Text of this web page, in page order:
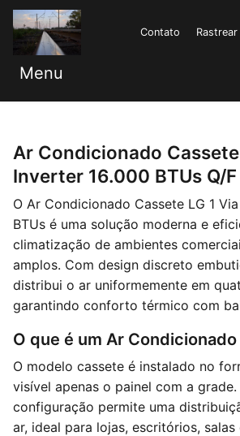
Contato Rastrear
Menu
Ar Condicionado Cassete
Inverter 16.000 BTUs Q/
O Ar Condicionado Cassete LG 1
BTUs é uma solução moderna e
climatização de ambientes
amplos. Com design discreto
distribui o ar uniformemente em
garantindo conforto térmico com
O que é um Ar
O modelo cassete é instalado no
visível apenas o painel com a grade.
configuração permite uma
ar, ideal para lojas, escritórios, salas